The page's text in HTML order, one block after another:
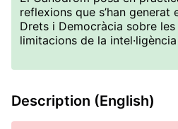
reflexions que s’han generat
Drets i Democràcia sobre
limitacions de la
Description (English)